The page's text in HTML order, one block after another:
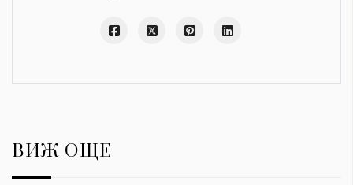
ВИЖ ОЩЕ